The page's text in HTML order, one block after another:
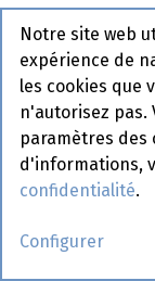
3D
Demander
Notre site web
expérience de
les cookies que
n'autorisez pas.
paramètres des
d'informations,
confidentialité.
Configurer